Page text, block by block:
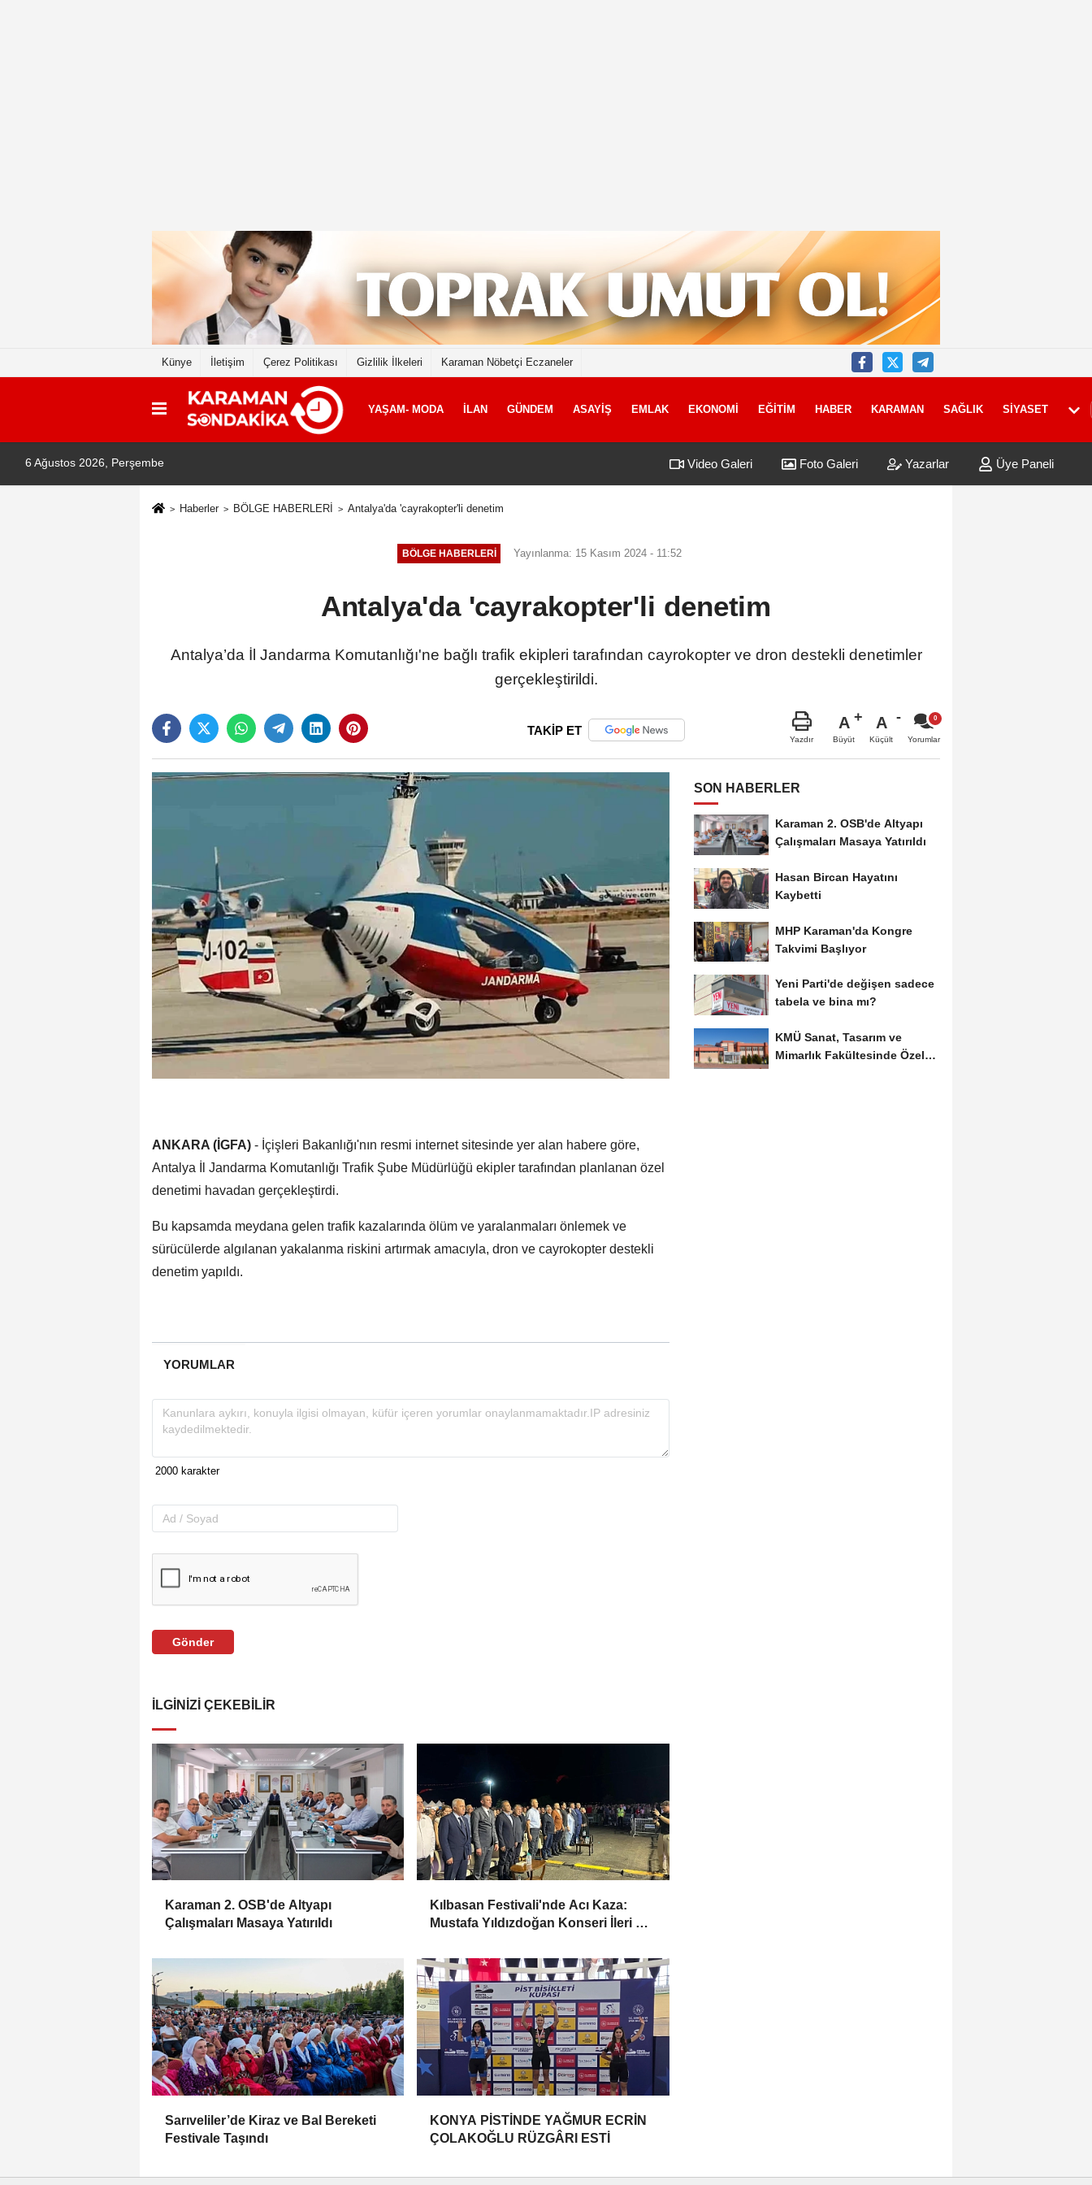
Künye İletişim Çerez Politikası Gizlilik İlkeleri Karaman Nöbetçi Eczaneler
YAŞAM- MODA İLAN GÜNDEM ASAYİŞ EMLAK EKONOMİ EĞİTİM HABER KARAMAN SAĞLIK SİYASET
6 Ağustos 2026, Perşembe Video Galeri Foto Galeri Yazarlar Üye Paneli
Haberler BÖLGE HABERLERİ Antalya'da 'cayrakopter'li denetim
BÖLGE HABERLERİ Yayınlanma: 15 Kasım 2024 - 11:52
Antalya'da 'cayrakopter'li denetim
Antalya’da İl Jandarma Komutanlığı'ne bağlı trafik ekipleri tarafından cayrokopter ve dron destekli denetimler
gerçekleştirildi.
TAKİP ET
Yazdır
A
Büyüt
A
Küçült Yorumlar
ANKARA (İGFA) - İçişleri Bakanlığı'nın resmi internet sitesinde yer alan habere göre,
Antalya İl Jandarma Komutanlığı Trafik Şube Müdürlüğü ekipler tarafından planlanan özel
denetimi havadan gerçekleştirdi.
Bu kapsamda meydana gelen trafik kazalarında ölüm ve yaralanmaları önlemek ve
sürücülerde algılanan yakalanma riskini artırmak amacıyla, dron ve cayrokopter destekli
denetim yapıldı.
YORUMLAR
Gönder
İLGINIZI ÇEKEBILIR
Karaman 2. OSB'de Altyapı
Çalışmaları Masaya Yatırıldı
Kılbasan Festivali'nde Acı Kaza:
Mustafa Yıldızdoğan Konseri İleri Bir
Sarıveliler’de Kiraz ve Bal Bereketi
Festivale Taşındı
KONYA PİSTİNDE YAĞMUR ECRİN
ÇOLAKOĞLU RÜZGÂRI ESTİ
SON HABERLER
Karaman 2. OSB'de Altyapı
Çalışmaları Masaya Yatırıldı
Hasan Bircan Hayatını
Kaybetti
MHP Karaman'da Kongre
Takvimi Başlıyor
Yeni Parti'de değişen sadece
tabela ve bina mı?
KMÜ Sanat, Tasarım ve
Mimarlık Fakültesinde Özel